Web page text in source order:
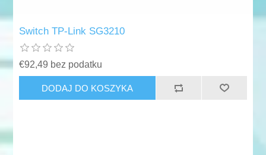
Switch TP-Link SG3210
€92,49 bez podatku
DODAJ DO KOSZYKA